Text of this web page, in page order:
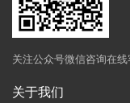
关注公众号微信咨询在线
关于我们